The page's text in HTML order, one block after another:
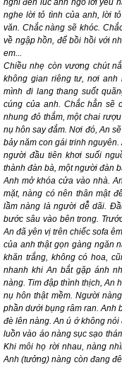
nghĩ đến lúc anh ngỏ lời yêu
nghe lời tỏ tình của anh, lời
văn. Chắc nàng sẽ khóc.
về ngập hồn, để bồi hồi với
em...
Chiều nhẹ còn vương chút
không gian riêng tư, nơi anh
mình đi lang thang suốt
cúng của anh. Chắc hẳn sẽ
nhung đỏ thắm, một chai
nụ hôn say đắm. Nơi đó, An
bảy năm con gái trinh
người đầu tiên khơi suối
thành đàn bà, một người đàn
Anh mở khóa cửa vào nhà.
mặt, nàng có nên thân mật
lầm nàng là người dễ dãi.
bước sâu vào bên trong.
An đã yên vị trên chiếc sofa
của anh thật gọn gàng ngăn
khăn trắng, không có hoa,
nhanh khi An bắt gặp ánh
nàng. Tim đập thình thịch, An
nụ hôn thật mềm. Người
phần dưới bụng râm ran. Anh
đè lên nàng. An ú ớ không
luồn vào áo nàng sục sạo
Khi môi họ rời nhau, nàng
Anh (tưởng) nàng còn đang